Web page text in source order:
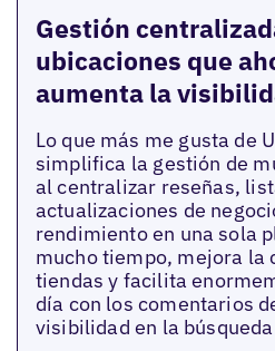
Gestión
ubicaciones que
aumenta la
Lo que más me gusta de
simplifica la gestión de
al centralizar reseñas,
actualizaciones de
rendimiento en una sola
mucho tiempo, mejora la
tiendas y facilita
día con los comentarios
visibilidad en la